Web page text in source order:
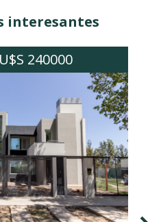
interesantes
U$S 240000